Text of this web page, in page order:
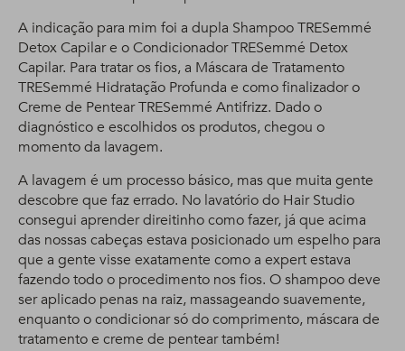
A indicação para mim foi a dupla Shampoo TRESemmé
Detox Capilar e o Condicionador TRESemmé Detox
Capilar. Para tratar os fios, a Máscara de Tratamento
TRESemmé Hidratação Profunda e como finalizador o
Creme de Pentear TRESemmé Antifrizz. Dado o
diagnóstico e escolhidos os produtos, chegou o
momento da lavagem.
A lavagem é um processo básico, mas que muita gente
descobre que faz errado. No lavatório do Hair Studio
consegui aprender direitinho como fazer, já que acima
das nossas cabeças estava posicionado um espelho para
que a gente visse exatamente como a expert estava
fazendo todo o procedimento nos fios. O shampoo deve
ser aplicado penas na raiz, massageando suavemente,
enquanto o condicionar só do comprimento, máscara de
tratamento e creme de pentear também!